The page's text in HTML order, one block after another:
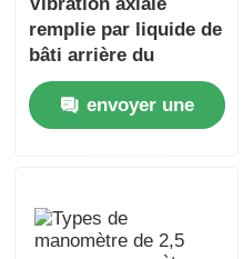
remplie par liquide de
bâti arrière du
manomètre 0-2000kPa
résistanteenvoyer une